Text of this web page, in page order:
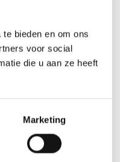
bieden en om ons
voor social
die u aan ze heeft
Marketing